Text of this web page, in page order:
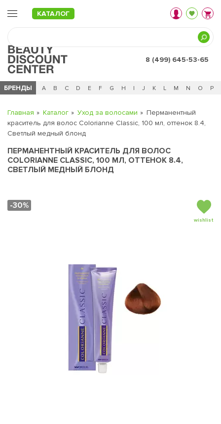
КАТАЛОГ
8 (499) 645-53-65
БРЕНДЫ
Ч 0 - 9 A B C D E F G H I J K L M N O P
Главная Каталог Уход за волосами
Перманентный
краситель для волос Colorianne Classic, 100 мл, оттенок 8.4,
Светлый медный блонд
ПЕРМАНЕНТНЫЙ КРАСИТЕЛЬ ДЛЯ ВОЛОС
COLORIANNE CLASSIC, 100 МЛ, ОТТЕНОК 8.4,
СВЕТЛЫЙ МЕДНЫЙ БЛОНД
-30%
wishlist